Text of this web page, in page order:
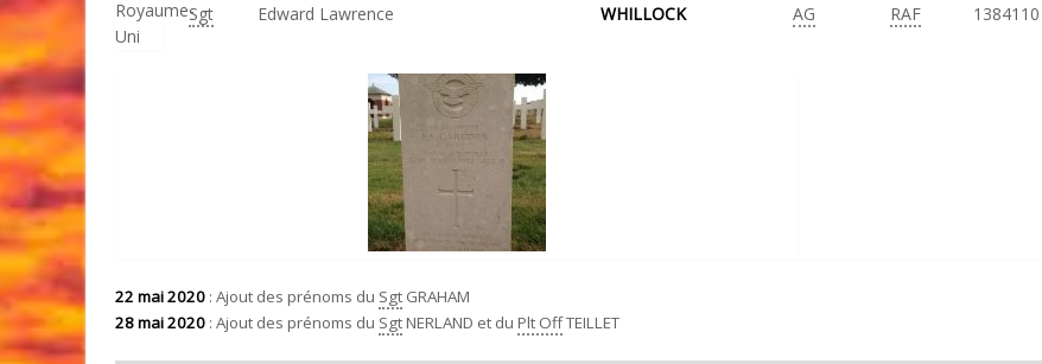
Sgt Edward Lawrence WHILLOCK AG RAF 1384110
22 mai 2020 : Ajout des prénoms du Sgt GRAHAM
28 mai 2020 : Ajout des prénoms du SgtNERLAND et du Plt OffTEILLET